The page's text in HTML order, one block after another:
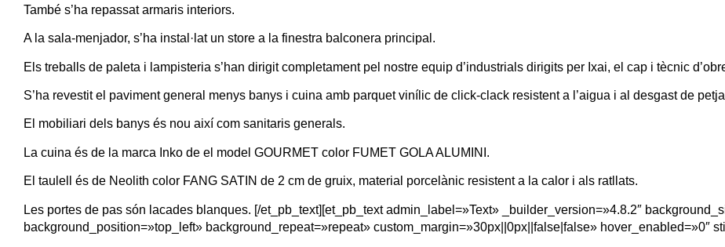
També s’ha repassat armaris interiors.
A la sala-menjador, s’ha instal·lat un store a la finestra balconera principal.
Els treballs de paleta i lampisteria s’han dirigit completament pel nostre equip d’industrials dirigits per Ixai, el cap i tècnic
S’ha revestit el paviment general menys banys i cuina amb parquet vinílic de click-clack resistent a l’aigua i al desgast de
El mobiliari dels banys és nou així com sanitaris generals.
La cuina és de la marca Inko de el model GOURMET color FUMET GOLA ALUMINI.
El taulell és de Neolith color FANG SATIN de 2 cm de gruix, material porcelànic resistent a la calor i als ratllats.
Les portes de pas són lacades blanques. [/et_pb_text][et_pb_text admin_label=»Text» _builder_version=»4.8.2″
background_position=»top_left» background_repeat=»repeat» custom_margin=»30px||0px||false|false» hover_enabled=»0″